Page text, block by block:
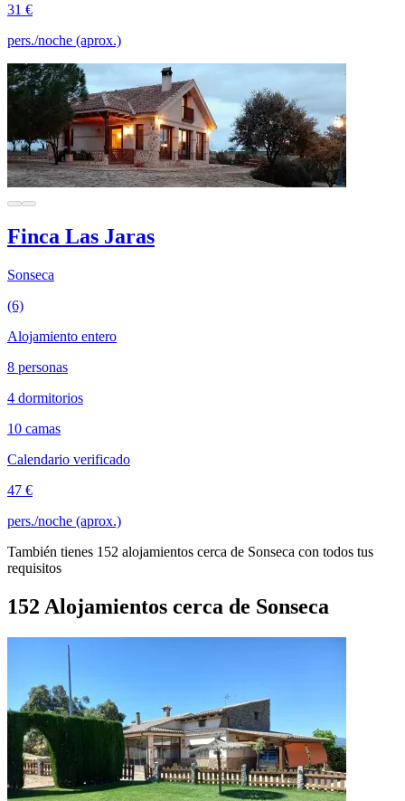
31 €
pers./noche (aprox.)
Finca Las Jaras
Sonseca
(6)
Alojamiento entero
8 personas
4 dormitorios
10 camas
Calendario verificado
47 €
pers./noche (aprox.)
También tienes 152 alojamientos cerca de Sonseca con todos tus
requisitos
152 Alojamientos cerca de Sonseca